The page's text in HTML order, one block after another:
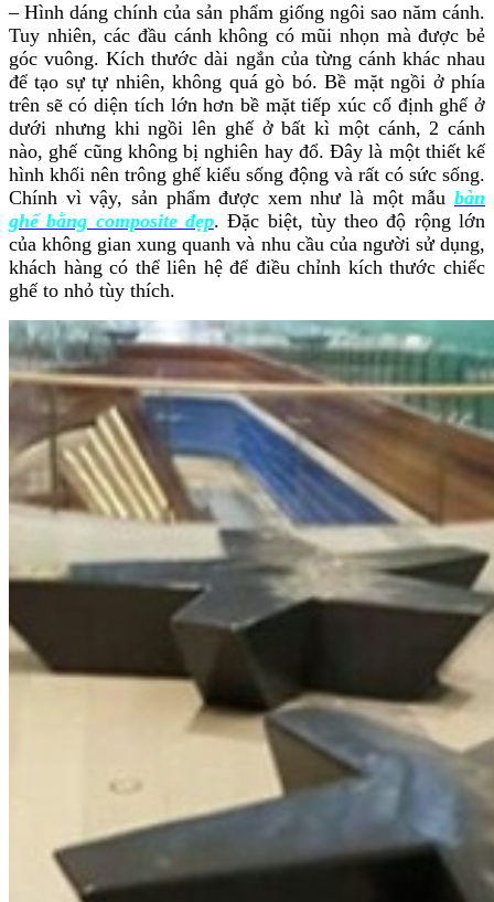
– Hình dáng chính của sản phẩm giống ngôi sao năm cánh.
Tuy nhiên, các đầu cánh không có mũi nhọn mà được bẻ
góc vuông. Kích thước dài ngắn của từng cánh khác nhau
để tạo sự tự nhiên, không quá gò bó. Bề mặt ngồi ở phía
trên sẽ có diện tích lớn hơn bề mặt tiếp xúc cố định ghế ở
dưới nhưng khi ngồi lên ghế ở bất kì một cánh, 2 cánh
nào, ghế cũng không bị nghiên hay đổ. Đây là một thiết kế
hình khối nên trông ghế kiểu sống động và rất có sức sống.
Chính vì vậy, sản phẩm được xem như là một mẫu bàn
ghế bằng composite đẹp. Đặc biệt, tùy theo độ rộng lớn
của không gian xung quanh và nhu cầu của người sử dụng,
khách hàng có thể liên hệ để điều chỉnh kích thước chiếc
ghế to nhỏ tùy thích.